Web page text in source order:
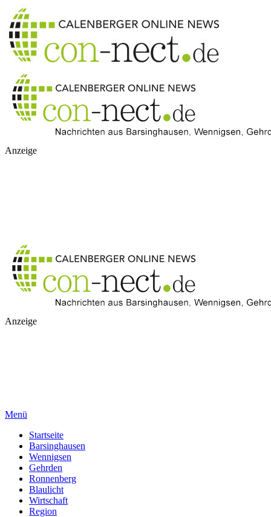
Anzeige
Anzeige
Menü
Startseite
Barsinghausen
Wennigsen
Gehrden
Ronnenberg
Blaulicht
Wirtschaft
Region